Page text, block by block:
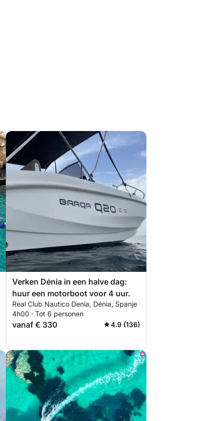
Verken Dénia in een halve dag:
huur een motorboot voor 4 uur.
Real Club Nautico Denia, Dénia, Spanje
4h00 · Tot 6 personen
vanaf € 330 4.9 (136)